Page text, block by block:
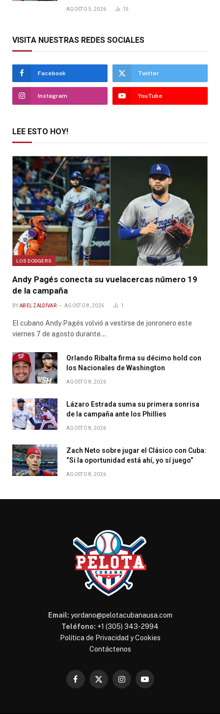
AGOSTO 5, 2026 15
VISITA NUESTRAS REDES SOCIALES
Facebook Twitter
Instagram YouTube
LEE ESTO HOY!
LOS DODGERS
Andy Pagés conecta su vuelacercas número 19
de la campaña
BY ABEL ZALDÍVAR AGOSTO 8, 2026 1
El cubano Andy Pagés volvió a vestirse de jonronero este
viernes 7 de agosto durante…
Orlando Ribalta firma su décimo hold con
los Nacionales de Washington
AGOSTO 8, 2026
Lázaro Estrada suma su primera sonrisa
de la campaña ante los Phillies
AGOSTO 8, 2026
Zach Neto sobre jugar el Clásico con Cuba:
“Si la oportunidad está ahí, yo sí juego”
AGOSTO 8, 2026
Email: yordano@pelotacubanausa.com
Teléfono: +1 (305) 343-2994
Política de Privacidad y Cookies
Contáctenos
Facebook
X
InstagramYouTube